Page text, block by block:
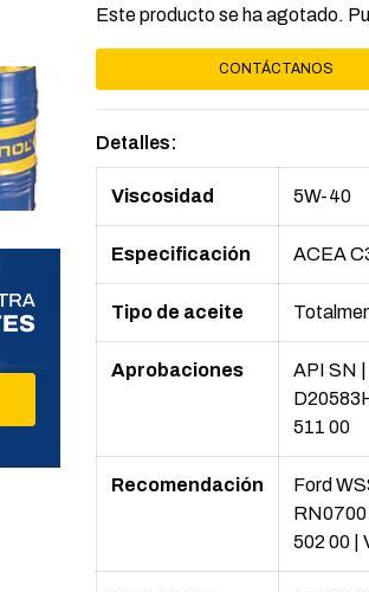
Este producto se ha agotado.
CONTÁCTANOS
Detalles:
Viscosidad 5W-40
Especificación ACEA
Tipo de aceite
Aprobaciones API SN
511 00
Recomendación Ford
RN0700
502 00